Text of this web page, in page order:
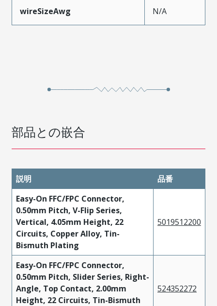
wireSizeAwg N/A
部品との嵌合
説明
品番
Easy-On FFC/FPC Connector,
0.50mm Pitch, V-Flip Series,
Vertical, 4.05mm Height, 22
Circuits, Copper Alloy, Tin-
Bismuth Plating
5019512200
Easy-On FFC/FPC Connector,
0.50mm Pitch, Slider Series, Right-
Angle, Top Contact, 2.00mm
Height, 22 Circuits, Tin-Bismuth
524352272